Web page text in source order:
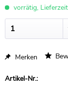
vorrätig,
Merken
Artikel-Nr.: